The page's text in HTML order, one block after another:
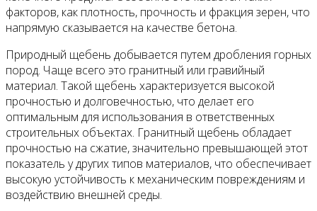
факторов, как плотность, прочность и фракция зерен, что
напрямую сказывается на качестве бетона.
Природный щебень добывается путем дробления горных
пород. Чаще всего это гранитный или гравийный
материал. Такой щебень характеризуется высокой
прочностью и долговечностью, что делает его
оптимальным для использования в ответственных
строительных объектах. Гранитный щебень обладает
прочностью на сжатие, значительно превышающей этот
показатель у других типов материалов, что обеспечивает
высокую устойчивость к механическим повреждениям и
воздействию внешней среды.